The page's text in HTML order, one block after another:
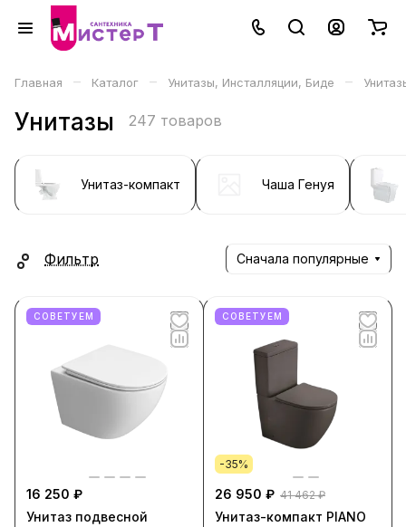
Главная – Каталог – Унитазы, Инсталляции, Биде –
Унитазы 247 товаров
Унитаз-компакт Чаша Генуя
Фильтр Сначала популярные
СОВЕТУЕМ
16 250 ₽
Унитаз подвесной
СОВЕТУЕМ
-35%
26 950 ₽ 41 462 ₽
Унитаз-компакт PIANO